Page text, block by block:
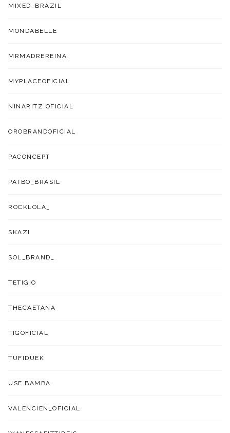
MIXED_BRAZIL
MONDABELLE
MRMADREREINA
MYPLACEOFICIAL
NINARITZ.OFICIAL
OROBRANDOFICIAL
PACONCEPT
PATBO_BRASIL
ROCKLOLA_
SKAZI
SOL_BRAND_
TETIGIO
THECAETANA
TIGOFICIAL
TUFIDUEK
USE.BAMBA
VALENCIEN_OFICIAL